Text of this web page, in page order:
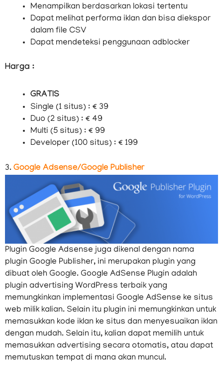
Menampilkan berdasarkan lokasi tertentu
Dapat melihat performa iklan dan bisa diekspor
dalam file CSV
Dapat mendeteksi penggunaan adblocker
Harga :
GRATIS
Single (1 situs) : € 39
Duo (2 situs) : € 49
Multi (5 situs) : € 99
Developer (100 situs) : € 199
3. Google Adsense/Google Publisher
Plugin Google Adsense juga dikenal dengan nama
plugin Google Publisher, ini merupakan plugin yang
dibuat oleh Google. Google AdSense Plugin adalah
plugin advertising WordPress terbaik yang
memungkinkan implementasi Google AdSense ke situs
web milik kalian. Selain itu plugin ini memungkinkan untuk
memasukkan kode iklan ke situs dan menyesuaikan iklan
dengan mudah. Selain itu, kalian dapat memilih untuk
memasukkan advertising secara otomatis, atau dapat
memutuskan tempat di mana akan muncul.